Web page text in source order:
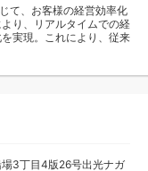
て、お客様の経営効率化
り、リアルタイムでの経
実現。これにより、従来
3丁目4版26号出光ナガ